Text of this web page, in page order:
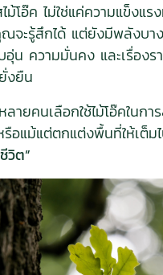
โอ๊ค ไม่ใช่แค่ความแข็งแ
จะรู้สึกได้ แต่ยังมีพลังบา
น ความมั่นคง และเรื่องร
งยืน
ายคนเลือกใช้ไม้โอ๊คในกา
รือแม้แต่ตกแต่งพื้นที่ให้เต็ม
วิต”